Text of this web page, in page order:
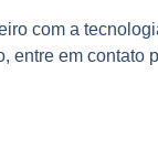
com a
em contato